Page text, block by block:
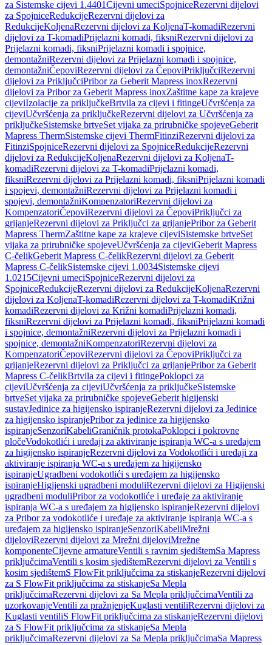
za Sistemske cijevi 1.4401Cijevni umeciSpojniceRezervni dijelovi
za SpojniceRedukcijeRezervni dijelovi za
RedukcijeKoljenaRezervni dijelovi za KoljenaT-komadiRezervni
dijelovi za T-komadiPrijelazni komadi, fiksniRezervni dijelovi za
Prijelazni komadi, fiksniPrijelazni komadi i spojnice,
demontažniRezervni dijelovi za Prijelazni komadi i spojnice,
demontažniČepoviRezervni dijelovi za ČepoviPriključciRezervni
dijelovi za PriključciPribor za Geberit Mapress inoxRezervni
dijelovi za Pribor za Geberit Mapress inoxZaštitne kape za krajeve
cijeviIzolacije za priključkeBrtvila za cijevi i fitingeUčvršćenja za
cijeviUčvršćenja za priključkeRezervni dijelovi za Učvršćenja za
priključkeSistemske brtveSet vijaka za prirubničke spojeveGeberit
Mapress ThermSistemske cijevi ThermFitinziRezervni dijelovi za
FitinziSpojniceRezervni dijelovi za SpojniceRedukcijeRezervni
dijelovi za RedukcijeKoljenaRezervni dijelovi za KoljenaT-
komadiRezervni dijelovi za T-komadiPrijelazni komadi,
fiksniRezervni dijelovi za Prijelazni komadi, fiksniPrijelazni komadi
i spojevi, demontažniRezervni dijelovi za Prijelazni komadi i
spojevi, demontažniKompenzatoriRezervni dijelovi za
KompenzatoriČepoviRezervni dijelovi za ČepoviPriključci za
grijanjeRezervni dijelovi za Priključci za grijanjePribor za Geberit
Mapress ThermZaštitne kape za krajeve cijeviSistemske brtveSet
vijaka za prirubničke spojeveUčvršćenja za cijeviGeberit Mapress
C-čelikGeberit Mapress C-čelikRezervni dijelovi za Geberit
Mapress C-čelikSistemske cijevi 1.0034Sistemske cijevi
1.0215Cijevni umeciSpojniceRezervni dijelovi za
SpojniceRedukcijeRezervni dijelovi za RedukcijeKoljenaRezervni
dijelovi za KoljenaT-komadiRezervni dijelovi za T-komadiKrižni
komadiRezervni dijelovi za Križni komadiPrijelazni komadi,
fiksniRezervni dijelovi za Prijelazni komadi, fiksniPrijelazni komadi
i spojnice, demontažniRezervni dijelovi za Prijelazni komadi i
spojnice, demontažniKompenzatoriRezervni dijelovi za
KompenzatoriČepoviRezervni dijelovi za ČepoviPriključci za
grijanjeRezervni dijelovi za Priključci za grijanjePribor za Geberit
Mapress C-čelikBrtvila za cijevi i fitingePoklopci za
cijeviUčvršćenja za cijeviUčvršćenja za priključkeSistemske
brtveSet vijaka za prirubničke spojeveGeberit higijenski
sustavJedinice za higijensko ispiranjeRezervni dijelovi za Jedinice
za higijensko ispiranjePribor za jedinice za higijensko
ispiranjeSenzoriKabeliGraničnik protokaPoklopci i pokrovne
pločeVodokotlići i uređaji za aktiviranje ispiranja WC-a s uređajem
za higijensko ispiranjeRezervni dijelovi za Vodokotlići i uređaji za
aktiviranje ispiranja WC-a s uređajem za higijensko
ispiranjeUgradbeni vodokotlići s uređajem za higijensko
ispiranjeHigijenski ugradbeni moduliRezervni dijelovi za Higijenski
ugradbeni moduliPribor za vodokotliće i uređaje za aktiviranje
ispiranja WC-a s uređajem za higijensko ispiranjeRezervni dijelovi
za Pribor za vodokotliće i uređaje za aktiviranje ispiranja WC-a s
uređajem za higijensko ispiranjeSenzoriKabeliMrežni
dijeloviRezervni dijelovi za Mrežni dijeloviMrežne
komponenteCijevne armatureVentili s ravnim sjedištemSa Mapress
priključcimaVentili s kosim sjedištemRezervni dijelovi za Ventili s
kosim sjedištemS FlowFit priključcima za stiskanjeRezervni dijelovi
za S FlowFit priključcima za stiskanjeSa Mepla
priključcimaRezervni dijelovi za Sa Mepla priključcimaVentili za
uzorkovanjeVentili za pražnjenjeKuglasti ventiliRezervni dijelovi za
Kuglasti ventiliS FlowFit priključcima za stiskanjeRezervni dijelovi
za S FlowFit priključcima za stiskanjeSa Mepla
priključcimaRezervni dijelovi za Sa Mepla priključcimaSa Mapress